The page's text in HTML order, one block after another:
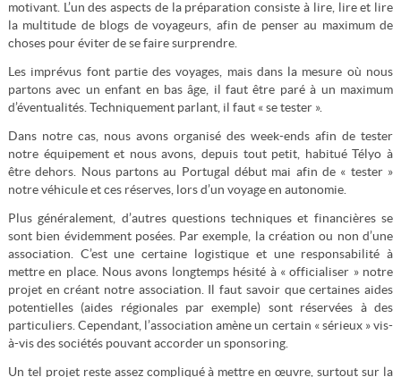
motivant. L’un des aspects de la préparation consiste à lire, lire et lire
la multitude de blogs de voyageurs, afin de penser au maximum de
choses pour éviter de se faire surprendre.
Les imprévus font partie des voyages, mais dans la mesure où nous
partons avec un enfant en bas âge, il faut être paré à un maximum
d’éventualités. Techniquement parlant, il faut « se tester ».
Dans notre cas, nous avons organisé des week-ends afin de tester
notre équipement et nous avons, depuis tout petit, habitué Télyo à
être dehors. Nous partons au Portugal début mai afin de « tester »
notre véhicule et ces réserves, lors d’un voyage en autonomie.
Plus généralement, d’autres questions techniques et financières se
sont bien évidemment posées. Par exemple, la création ou non d’une
association. C’est une certaine logistique et une responsabilité à
mettre en place. Nous avons longtemps hésité à « officialiser » notre
projet en créant notre association. Il faut savoir que certaines aides
potentielles (aides régionales par exemple) sont réservées à des
particuliers. Cependant, l’association amène un certain « sérieux » vis-
à-vis des sociétés pouvant accorder un sponsoring.
Un tel projet reste assez compliqué à mettre en œuvre, surtout sur la